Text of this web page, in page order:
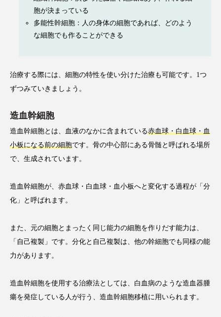
胞が決まっている
多能性幹細胞：人の身体の細胞であれば、どのよう
な細胞でも作ることができる
治療する際には、細胞の特性を使い分けた治療も可能です。1つ
ずつみていきましょう。
造血幹細胞
造血幹細胞とは、血液のなかに含まれている赤血球・白血球・血
小板になる前の細胞です。骨の中心部にある骨髄と呼ばれる場所
で、生成されています。
造血幹細胞が、赤血球・白血球・血小板へと変化する過程が「分
化」と呼ばれます。
また、元の細胞とまったく同じ能力の細胞を作りだす能力は、
「自己複製」です。分化と自己複製は、他の幹細胞でも同様の能
力があります。
造血幹細胞を使用する治療法としては、白血病のような造血器腫
瘍を発症している人が行う、造血幹細胞移植に用いられます。